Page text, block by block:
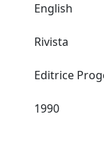
Rivista